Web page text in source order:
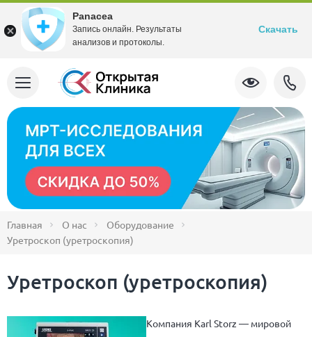
Главная О нас
Оборудование
Уретроскоп (уретроскопия)
Уретроскоп (уретроскопия)
Компания Karl Storz — мировой
Panacea
Запись онлайн. Результаты
анализов и протоколы.
Скачать